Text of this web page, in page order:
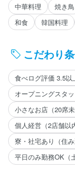
中華料理 焼き鳥
和食
韓国料理
こだわり
食べログ評価 3.5以
オープニングスタ
小さなお店（20席未
個人経営（2店舗以
寮・社宅あり（住み
平日のみ勤務OK（